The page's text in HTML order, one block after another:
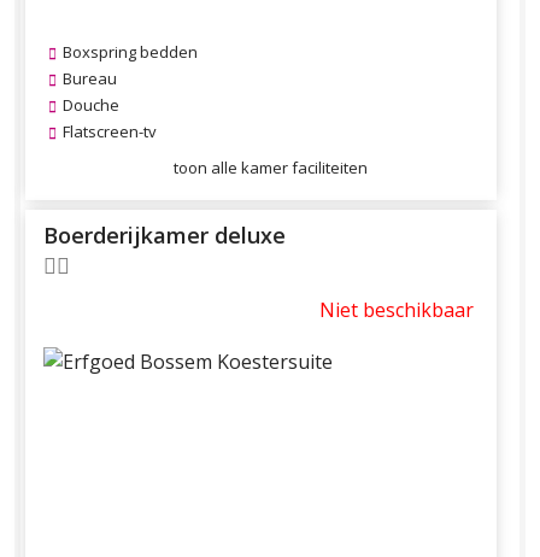
Boxspring bedden
Bureau
Douche
Flatscreen-tv
toon alle kamer faciliteiten
Boerderijkamer deluxe
Niet beschikbaar